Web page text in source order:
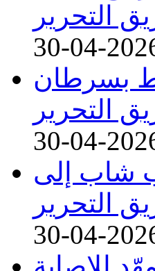
التحرير
30-04-
بسرطان
التحرير
30-04-
شاب إلى
التحرير
30-04-